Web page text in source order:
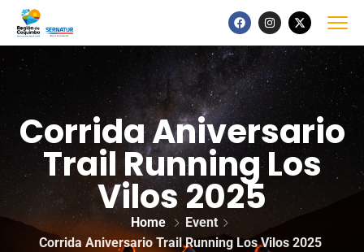
Corrida Aniversario
Trail Running Los
Vilos 2025
Home
Event
Corrida Aniversario Trail Running Los Vilos 2025